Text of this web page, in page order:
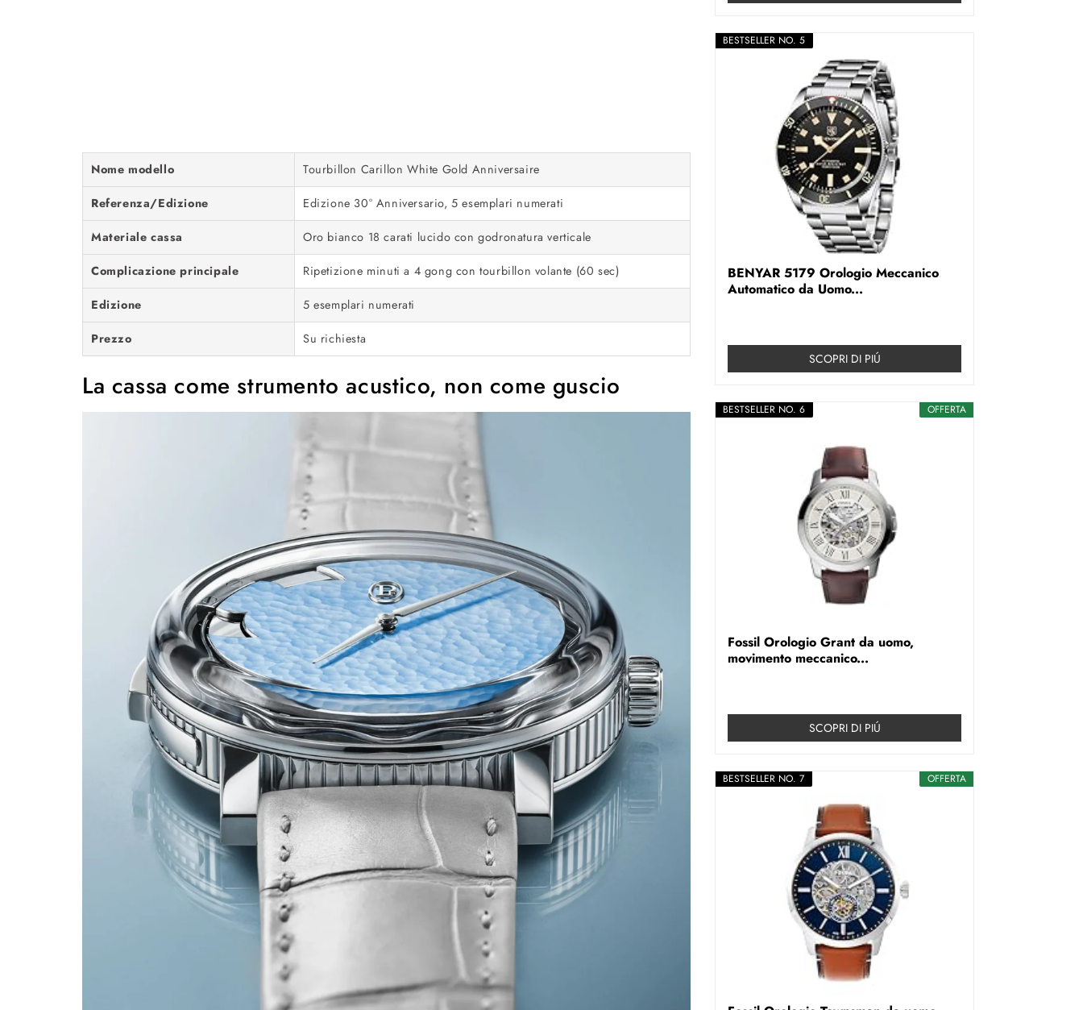
Nome modello Tourbillon Carillon White Gold Anniversaire
Referenza/Edizione Edizione 30° Anniversario, 5 esemplari numerati
Materiale cassa Oro bianco 18 carati lucido con godronatura verticale
Complicazione principale Ripetizione minuti a 4 gong con tourbillon volante (60 sec)
Edizione 5 esemplari numerati
Prezzo Su richiesta
La cassa come strumento acustico, non come guscio
BESTSELLER NO. 5
BENYAR 5179 Orologio Meccanico
Automatico da Uomo...
SCOPRI DI PIÚ
OFFERTA
BESTSELLER NO. 6
Fossil Orologio Grant da uomo,
movimento meccanico...
SCOPRI DI PIÚ
OFFERTA
BESTSELLER NO. 7